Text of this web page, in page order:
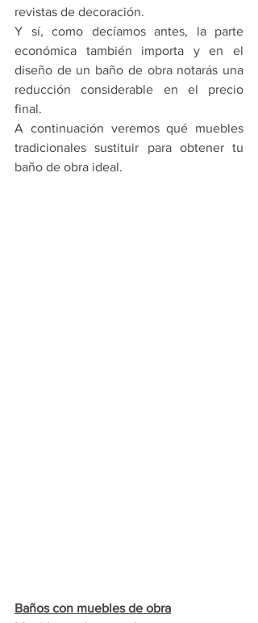
revistas de decoración.
Y sí, como decíamos antes, la parte
económica también importa y en el
diseño de un baño de obra notarás una
reducción considerable en el precio
final.
A continuación veremos qué muebles
tradicionales sustituir para obtener tu
baño de obra ideal.
Baños con muebles de obra